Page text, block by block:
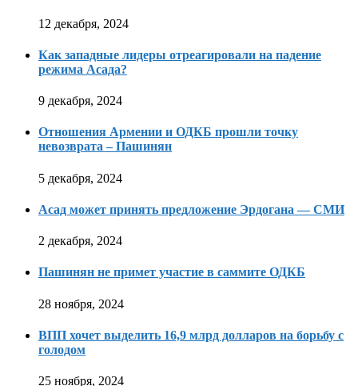
12 декабря, 2024
Как западные лидеры отреагировали на падение
режима Асада?
9 декабря, 2024
Отношения Армении и ОДКБ прошли точку
невозврата – Пашинян
5 декабря, 2024
Асад может принять предложение Эрдогана — СМИ
2 декабря, 2024
Пашинян не примет участие в саммите ОДКБ
28 ноября, 2024
ВПП хочет выделить 16,9 млрд долларов на борьбу с
голодом
25 ноября, 2024